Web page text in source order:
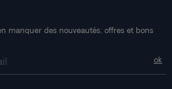
manquer des nouveautés, offres et bons